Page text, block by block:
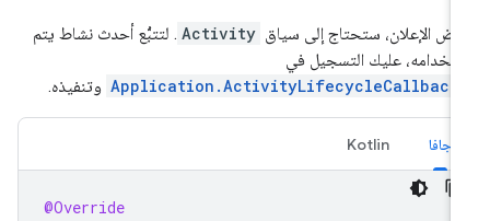
الإعلان، ستحتاج إلى سياق Activity . لتتبُّع أحدث نشاط يتم
عليك التسجيل في
وتنفيذه.
Kotlin
@Override